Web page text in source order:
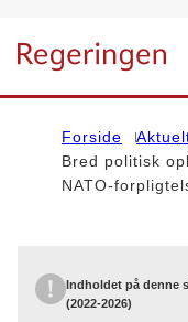
Gå til forsiden
Forside
Bred politisk
NATO-
Indholdet på denne
(2022-2026)